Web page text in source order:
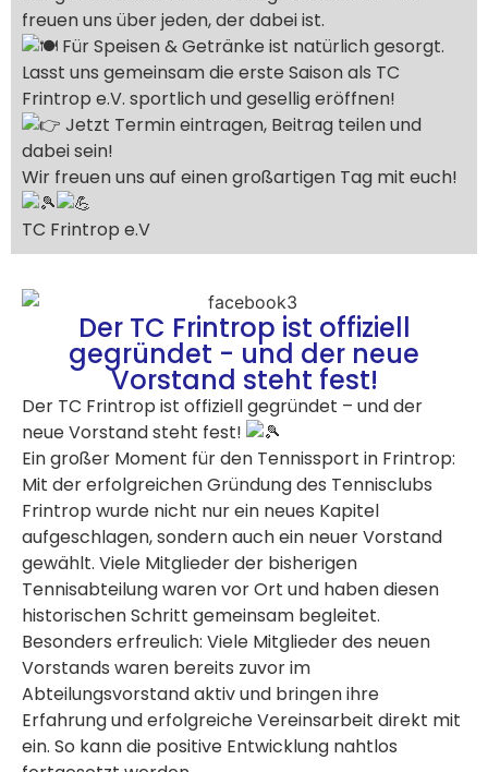
freuen uns über jeden, der dabei ist.
Für Speisen & Getränke ist natürlich gesorgt.
Lasst uns gemeinsam die erste Saison als TC
Frintrop e.V. sportlich und gesellig eröffnen!
Jetzt Termin eintragen, Beitrag teilen und
dabei sein!
Wir freuen uns auf einen großartigen Tag mit euch!
TC Frintrop e.V
Der TC Frintrop ist offiziell
gegründet - und der neue
Vorstand steht fest!
Der TC Frintrop ist offiziell gegründet – und der
neue Vorstand steht fest!
Ein großer Moment für den Tennissport in Frintrop:
Mit der erfolgreichen Gründung des Tennisclubs
Frintrop wurde nicht nur ein neues Kapitel
aufgeschlagen, sondern auch ein neuer Vorstand
gewählt. Viele Mitglieder der bisherigen
Tennisabteilung waren vor Ort und haben diesen
historischen Schritt gemeinsam begleitet.
Besonders erfreulich: Viele Mitglieder des neuen
Vorstands waren bereits zuvor im
Abteilungsvorstand aktiv und bringen ihre
Erfahrung und erfolgreiche Vereinsarbeit direkt mit
ein. So kann die positive Entwicklung nahtlos